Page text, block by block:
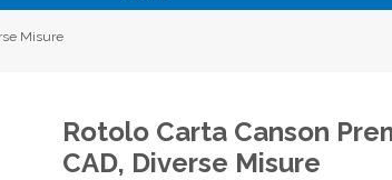
Misure
Rotolo Carta Canson
CAD, Diverse Misure